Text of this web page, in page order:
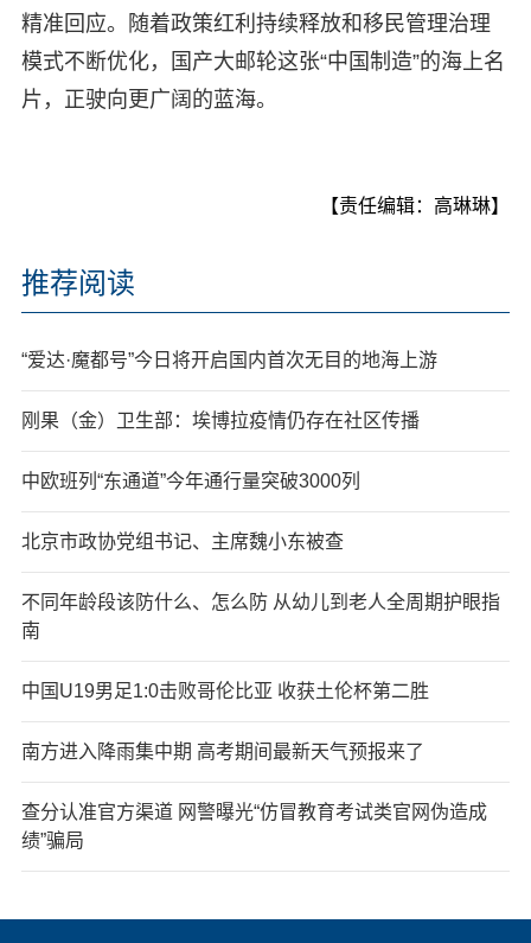
精准回应。随着政策红利持续释放和移民管理治理
模式不断优化，国产大邮轮这张“中国制造”的海上名
片，正驶向更广阔的蓝海。
【责任编辑：高琳琳】
推荐阅读
“爱达·魔都号”今日将开启国内首次无目的地海上游
刚果（金）卫生部：埃博拉疫情仍存在社区传播
中欧班列“东通道”今年通行量突破3000列
北京市政协党组书记、主席魏小东被查
不同年龄段该防什么、怎么防 从幼儿到老人全周期护眼指
南
中国U19男足1:0击败哥伦比亚 收获土伦杯第二胜
南方进入降雨集中期 高考期间最新天气预报来了
查分认准官方渠道 网警曝光“仿冒教育考试类官网伪造成
绩”骗局